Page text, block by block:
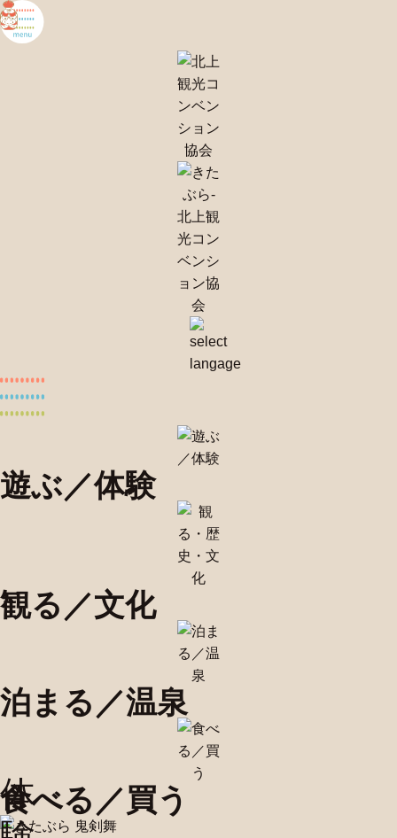
遊ぶ／体験
観る／文化
泊まる／温泉
食べる／買う
体